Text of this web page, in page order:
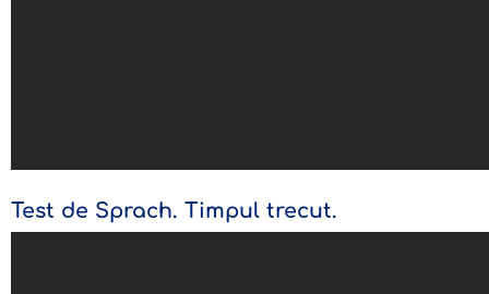
Test de Sprach. Timpul trecut.